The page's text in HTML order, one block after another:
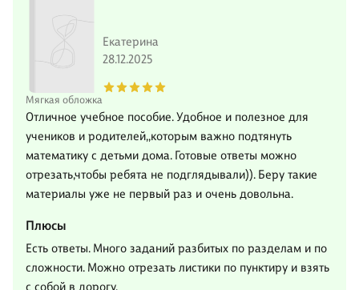
Мягкая обложка
Екатерина
28.12.2025
Отличное учебное пособие. Удобное и полезное для
учеников и родителей,,которым важно подтянуть
математику с детьми дома. Готовые ответы можно
отрезать,чтобы ребята не подглядывали)). Беру такие
материалы уже не первый раз и очень довольна.
Плюсы
Есть ответы. Много заданий разбитых по разделам и по
сложности. Можно отрезать листики по пунктиру и взять
с собой в дорогу.